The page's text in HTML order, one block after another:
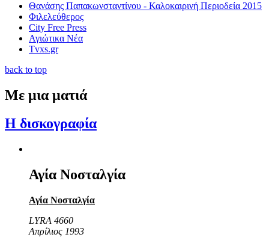
Θανάσης Παπακωνσταντίνου - Καλοκαιρινή Περιοδεία 2015
Φιλελεύθερος
City Free Press
Αγιώτικα Νέα
Tvxs.gr
back to top
Με μια ματιά
Η δισκογραφία
Αγία Νοσταλγία
Αγία Νοσταλγία
LYRA 4660
Απρίλιος 1993